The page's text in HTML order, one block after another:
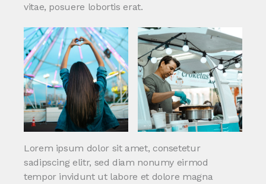
vitae, posuere lobortis erat.
Lorem ipsum dolor sit amet, consetetur
sadipscing elitr, sed diam nonumy eirmod
tempor invidunt ut labore et dolore magna